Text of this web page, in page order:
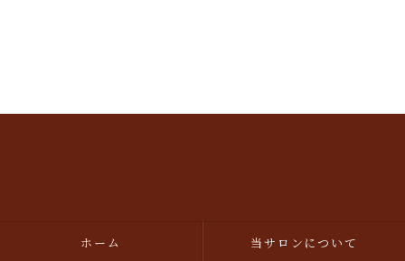
ホーム 当サロンについて